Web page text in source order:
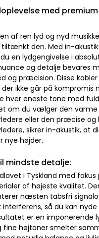
med premium
af ren lyd og nyd
den. Med in-
en lydgengivelse i
og detalje bevares
og præcision. Disse
ikke går på kompromis
hver eneste tone med
om du vælger den varme
eller den præcise og
sikrer in-akustik, at
nye højder.
mindste detalje:
i Tyskland med fokus
af højeste kvalitet.
næsten tabsfri
interferens, så du kan
er en imponerende
fine højtoner smelter